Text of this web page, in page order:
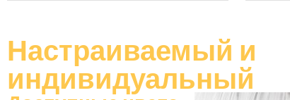
Настраиваемый и
индивидуальный